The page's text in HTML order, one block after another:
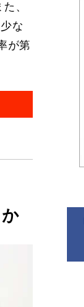
、
な
が第